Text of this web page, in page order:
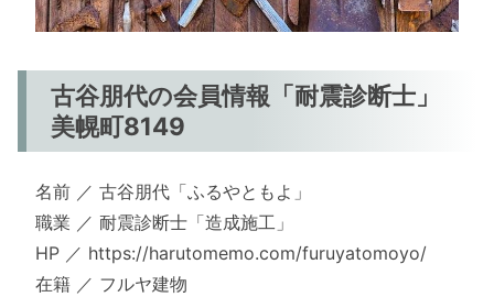
古谷朋代の会員情報「耐震診断士」
美幌町8149
名前 ／ 古谷朋代「ふるやともよ」
職業 ／ 耐震診断士「造成施工」
HP ／ https://harutomemo.com/furuyatomoyo/
在籍 ／ フルヤ建物